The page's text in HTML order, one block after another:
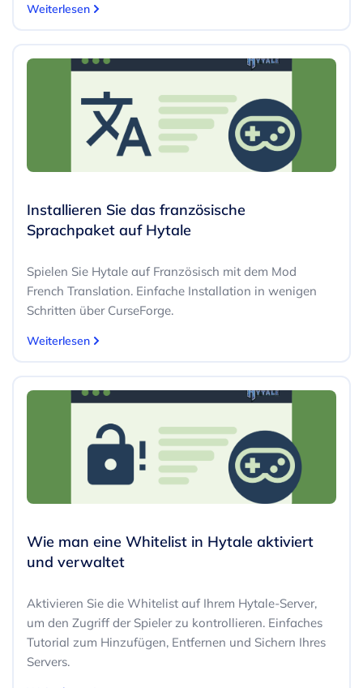
Weiterlesen
Installieren Sie das französische
Sprachpaket auf Hytale
Spielen Sie Hytale auf Französisch mit dem Mod
French Translation. Einfache Installation in wenigen
Schritten über CurseForge.
Weiterlesen
Wie man eine Whitelist in Hytale aktiviert
und verwaltet
Aktivieren Sie die Whitelist auf Ihrem Hytale-Server,
um den Zugriff der Spieler zu kontrollieren. Einfaches
Tutorial zum Hinzufügen, Entfernen und Sichern Ihres
Servers.